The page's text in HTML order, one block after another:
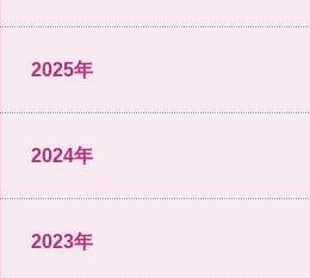
2025年
2024年
2023年